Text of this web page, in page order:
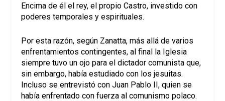
Encima de él el rey, el propio Castro, investido con
poderes temporales y espirituales.
Por esta razón, según Zanatta, más allá de varios
enfrentamientos contingentes, al final la Iglesia
siempre tuvo un ojo para el dictador comunista que,
sin embargo, había estudiado con los jesuitas.
Incluso se entrevistó con Juan Pablo II, quien se
había enfrentado con fuerza al comunismo polaco.